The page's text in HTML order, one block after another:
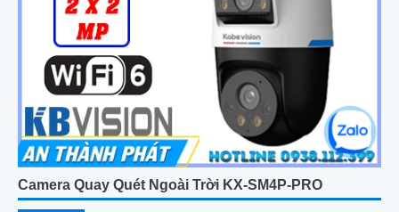
Camera Quay Quét Ngoài Trời KX-SM4P-PRO